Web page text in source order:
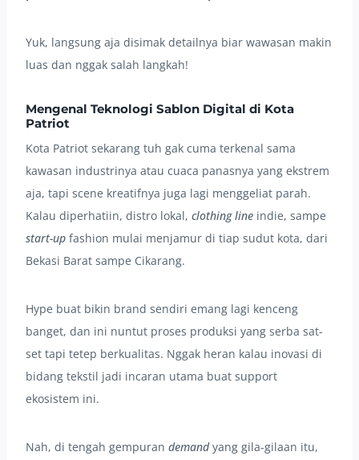
Yuk, langsung aja disimak detailnya biar wawasan makin
luas dan nggak salah langkah!
Mengenal Teknologi Sablon Digital di Kota
Patriot
Kota Patriot sekarang tuh gak cuma terkenal sama
kawasan industrinya atau cuaca panasnya yang ekstrem
aja, tapi scene kreatifnya juga lagi menggeliat parah.
Kalau diperhatiin, distro lokal, clothing line indie, sampe
start-up fashion mulai menjamur di tiap sudut kota, dari
Bekasi Barat sampe Cikarang.
Hype buat bikin brand sendiri emang lagi kenceng
banget, dan ini nuntut proses produksi yang serba sat-
set tapi tetep berkualitas. Nggak heran kalau inovasi di
bidang tekstil jadi incaran utama buat support
ekosistem ini.
Nah, di tengah gempuran demandyang gila-gilaan itu,